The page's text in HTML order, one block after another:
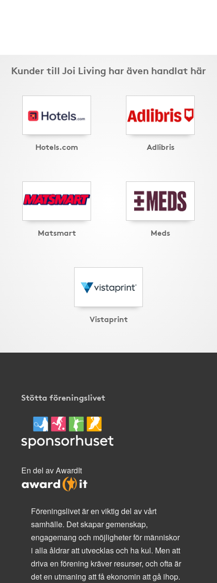
Kunder till Joi Living har även handlat här
Hotels.com Adlibris
Matsmart Meds
Vistaprint
Stötta föreningslivet
En del av AwardIt
Föreningslivet är en viktig del av vårt
samhälle. Det skapar gemenskap,
engagemang och möjligheter för människor
i alla åldrar att utvecklas och ha kul. Men att
driva en förening kräver resurser, och ofta är
det en utmaning att få ekonomin att gå ihop.